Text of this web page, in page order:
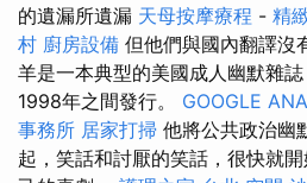
的遺漏所遺漏 天母按摩療程 - 精
村 廚房設備 但他們與國內翻譯沒
羊是一本典型的美國成人幽默雜
1998年之間發行。 GOOGLE
事務所 居家打掃 他將公共政治幽
起，笑話和討厭的笑話，很快就